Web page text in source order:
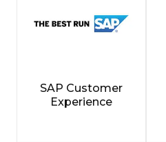
SAP Customer
Experience